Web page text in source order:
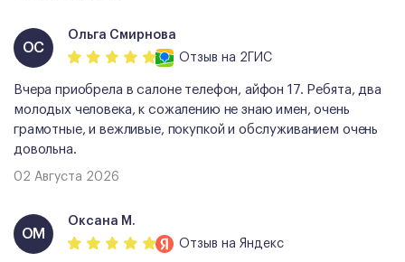
ОС
Ольга Смирнова
Отзыв на 2ГИС
Вчера приобрела в салоне телефон, айфон 17. Ребята, два
молодых человека, к сожалению не знаю имен, очень
грамотные, и вежливые, покупкой и обслуживанием очень
довольна.
02 Августа 2026
ОМ
Оксана М.
Отзыв на Яндекс